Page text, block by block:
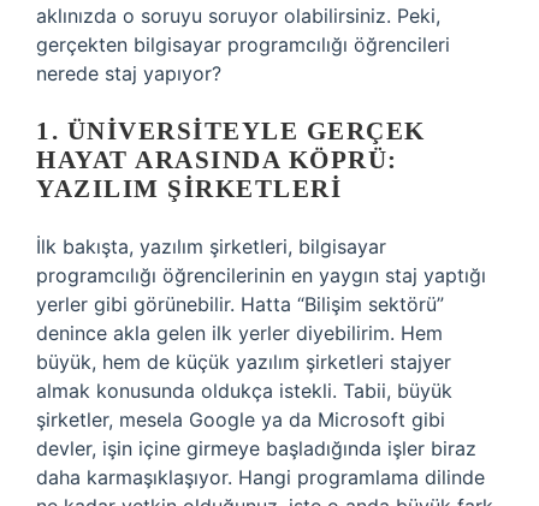
aklınızda o soruyu soruyor olabilirsiniz. Peki,
gerçekten bilgisayar programcılığı öğrencileri
nerede staj yapıyor?
1. ÜNIVERSITEYLE GERÇEK
HAYAT ARASINDA KÖPRÜ:
YAZILIM ŞIRKETLERI
İlk bakışta, yazılım şirketleri, bilgisayar
programcılığı öğrencilerinin en yaygın staj yaptığı
yerler gibi görünebilir. Hatta “Bilişim sektörü”
denince akla gelen ilk yerler diyebilirim. Hem
büyük, hem de küçük yazılım şirketleri stajyer
almak konusunda oldukça istekli. Tabii, büyük
şirketler, mesela Google ya da Microsoft gibi
devler, işin içine girmeye başladığında işler biraz
daha karmaşıklaşıyor. Hangi programlama dilinde